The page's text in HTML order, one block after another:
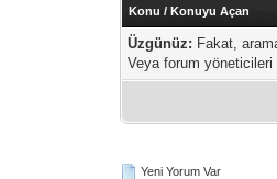
Konu /Konuyu Açan
Üzgünüz: Fakat,
Veya forum yöneticileri
Yeni Yorum Var